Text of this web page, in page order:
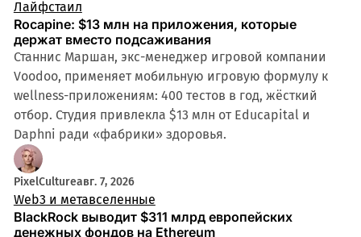
Лайфстаил
Rocapine: $13 млн на приложения, которые
держат вместо подсаживания
Станнис Маршан, экс-менеджер игровой компании
Voodoo, применяет мобильную игровую формулу к
wellness-приложениям: 400 тестов в год, жёсткий
отбор. Студия привлекла $13 млн от Educapital и
Daphni ради «фабрики» здоровья.
PixelCultureавг. 7, 2026
Web3 и метавселенные
BlackRock выводит $311 млрд европейских
денежных фондов на Ethereum